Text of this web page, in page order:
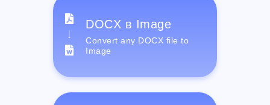
DOCX в Image
Convert any DOCX file to
Image